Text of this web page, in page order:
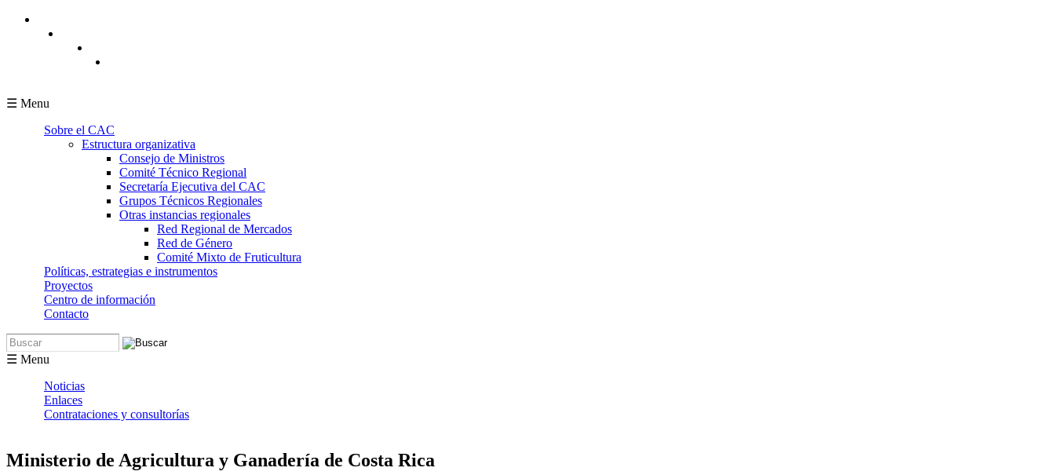
Pasar al contenido principal
☰ Menu
Sobre el CAC
Estructura organizativa
Consejo de Ministros
Comité Técnico Regional
Secretaría Ejecutiva del CAC
Grupos Técnicos Regionales
Otras instancias regionales
Red Regional de Mercados
Red de Género
Comité Mixto de Fruticultura
Políticas, estrategias e instrumentos
Proyectos
Centro de información
Contacto
Formulario de búsqueda
Buscar
☰ Menu
Noticias
Enlaces
Contrataciones y consultorías
Ministerio de Agricultura y Ganadería de Costa Rica